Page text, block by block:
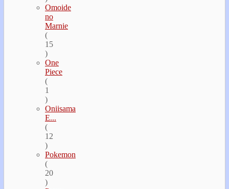
Omoide
no
Marnie
(
15
)
One
Piece
(
1
)
Oniisama
E...
(
12
)
Pokemon
(
20
)